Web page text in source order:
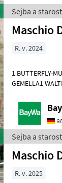
Sejba a
Maschio
R. v. 2024
1 BUTTERFLY-
GEMELLA1
Sejba a
Maschio
R. v. 2025